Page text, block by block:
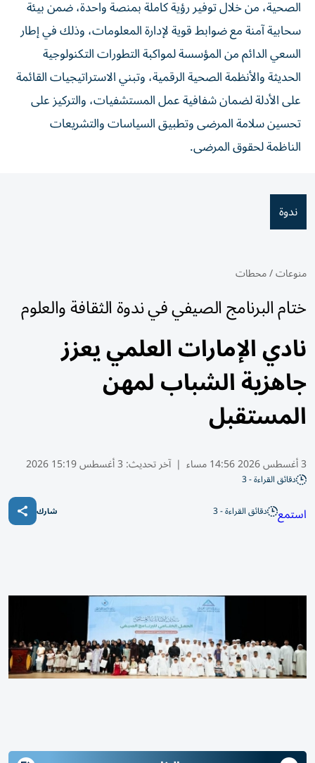
الصحية، من خلال توفير رؤية كاملة بمنصة واحدة، ضمن بيئة
سحابية آمنة مع ضوابط قوية لإدارة المعلومات، وذلك في إطار
السعي الدائم من المؤسسة لمواكبة التطورات التكنولوجية
الحديثة والأنظمة الصحية الرقمية، وتبني الاستراتيجيات القائمة
على الأدلة لضمان شفافية عمل المستشفيات، والتركيز على
تحسين سلامة المرضى وتطبيق السياسات والتشريعات
الناظمة لحقوق المرضى.
ندوة
منوعات/محطات
ختام البرنامج الصيفي في ندوة الثقافة والعلوم
نادي الإمارات العلمي يعزز
جاهزية الشباب لمهن
المستقبل
3 أغسطس 2026 14:56 مساء | آخر تحديث: 3 أغسطس 15:19 2026
دقائق القراءة - 3
استمع دقائق القراءة - 3 شارك